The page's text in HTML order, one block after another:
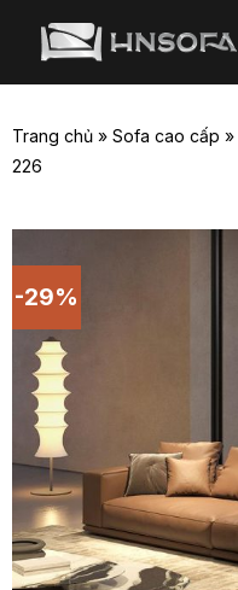
Trang chủ» Sofa cao cấp »
226
-29%